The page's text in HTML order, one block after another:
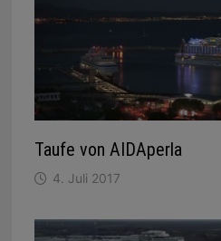
Taufe von AIDAperla
4. Juli 2017